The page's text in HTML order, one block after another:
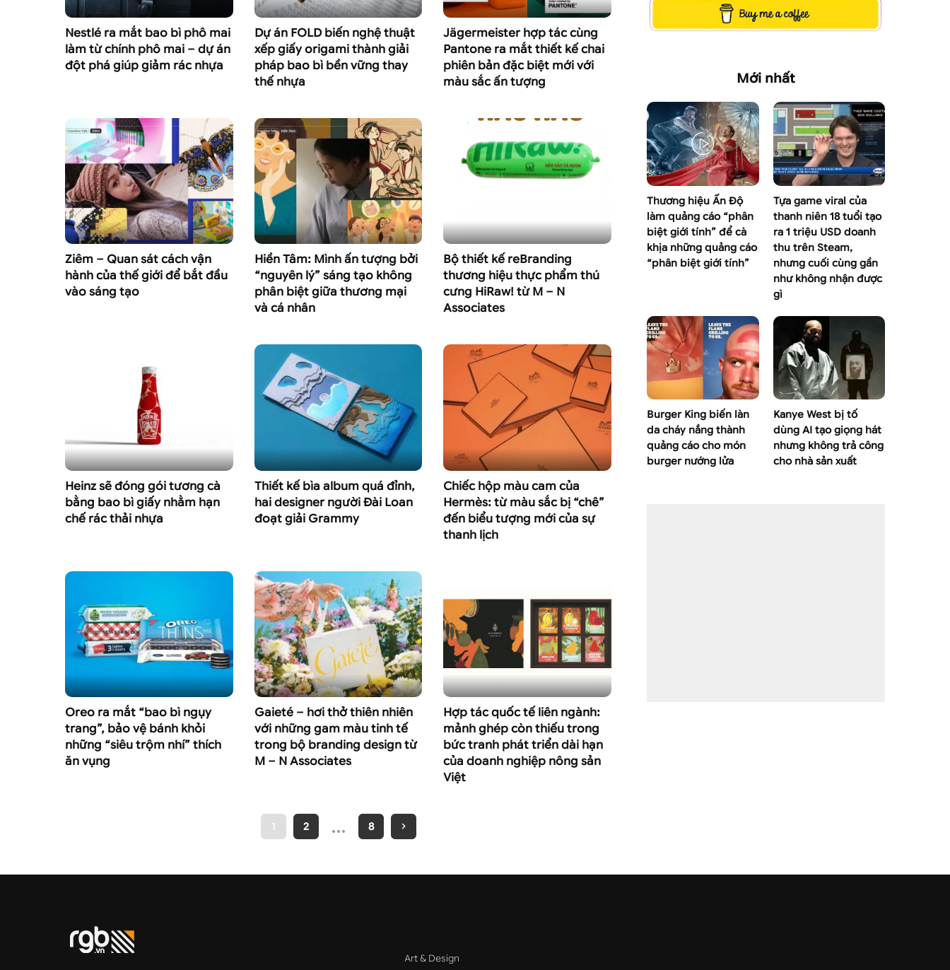
Nestlé ra mắt bao bì phô mai
làm từ chính phô mai – dự án
đột phá giúp giảm rác nhựa
Dự án FOLD biến nghệ thuật
xếp giấy origami thành giải
pháp bao bì bền vững thay
thế nhựa
Jägermeister hợp tác cùng
Pantone ra mắt thiết kế chai
phiên bản đặc biệt mới với
màu sắc ấn tượng
Ziêm – Quan sát cách vận
hành của thế giới để bắt đầu
vào sáng tạo
Hiền Tâm: Mình ấn tượng bởi
“nguyên lý” sáng tạo không
phân biệt giữa thương mại
và cá nhân
Bộ thiết kế reBranding
thương hiệu thực phẩm thú
cưng HiRaw! từ M – N
Associates
Heinz sẽ đóng gói tương cà
bằng bao bì giấy nhằm hạn
chế rác thải nhựa
Thiết kế bìa album quá đỉnh,
hai designer người Đài Loan
đoạt giải Grammy
Chiếc hộp màu cam của
Hermès: từ màu sắc bị “chê”
đến biểu tượng mới của sự
thanh lịch
Oreo ra mắt “bao bì ngụy
trang”, bảo vệ bánh khỏi
những “siêu trộm nhí” thích
ăn vụng
Gaieté – hơi thở thiên nhiên
với những gam màu tinh tế
trong bộ branding design từ
M – N Associates
Hợp tác quốc tế liên ngành:
mảnh ghép còn thiếu trong
bức tranh phát triển dài hạn
của doanh nghiệp nông sản
Việt
1 2 … 8
Mới nhất
Thương hiệu Ấn Độ
làm quảng cáo “phân
biệt giới tính” để cà
khịa những quảng cáo
“phân biệt giới tính”
Tựa game viral của
thanh niên 18 tuổi tạo
ra 1 triệu USD doanh
thu trên Steam,
nhưng cuối cùng gần
như không nhận được
gì
Burger King biến làn
da cháy nắng thành
quảng cáo cho món
burger nướng lửa
Kanye West bị tố
dùng AI tạo giọng hát
nhưng không trả công
cho nhà sản xuất
Art & Design